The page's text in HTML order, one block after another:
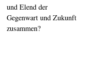
zusammen?